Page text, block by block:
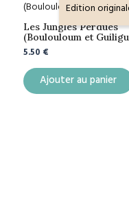
Edition
Les Jungles Perdues
(Boulouloum et
5.50 €
Ajouter au panier